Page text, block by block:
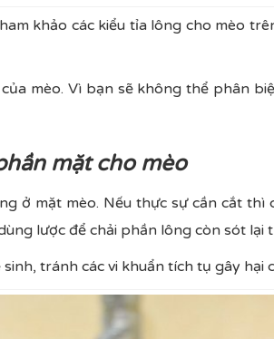
khảo các kiểu tỉa lông cho mèo
mèo. Vì bạn sẽ không thể phân
mặt cho mèo
ở mặt mèo. Nếu thực sự cần cắt
lược để chải phần lông còn sót lại
tránh các vi khuẩn tích tụ gây hại